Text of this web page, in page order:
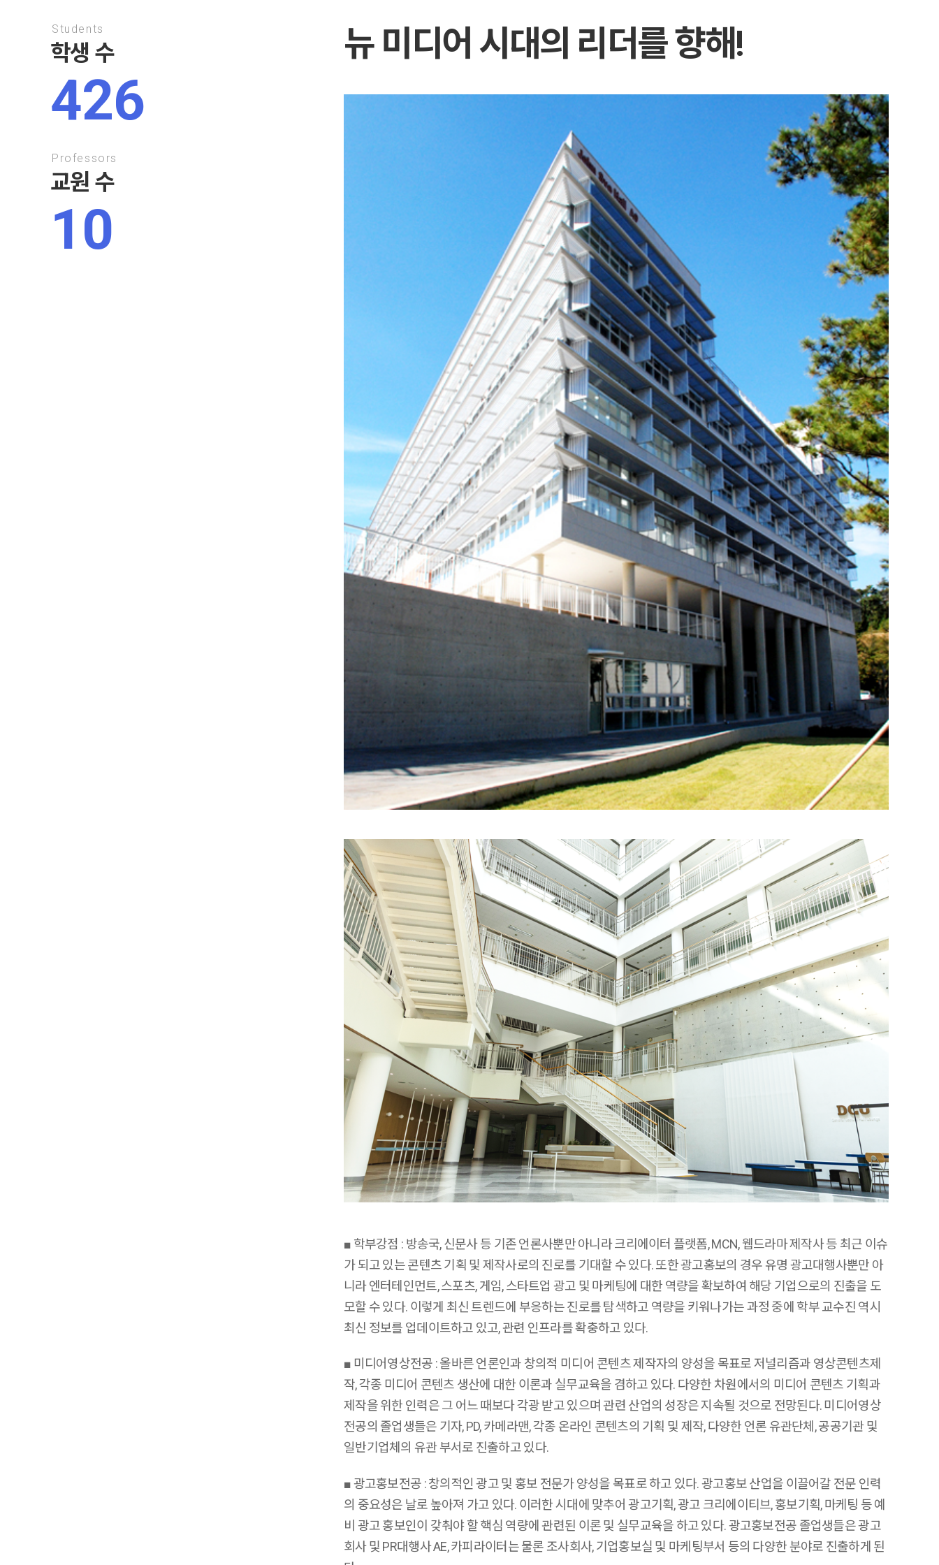
Students
학생 수
426
Professors
교원 수
10
뉴 미디어 시대의 리더를 향해!
■ 학부강점 : 방송국,신문사 등 기존 언론사뿐만 아니라 크리에이터 플랫폼, MCN,웹드라마 제작사 등 최근 이슈
가 되고 있는 콘텐츠 기획 및 제작사로의 진로를 기대할 수 있다.또한 광고홍보의 경우 유명 광고대행사뿐만 아
니라 엔터테인먼트,스포츠,게임,스타트업 광고 및 마케팅에 대한 역량을 확보하여 해당 기업으로의 진출을 도
모할 수 있다. 이렇게 최신 트렌드에 부응하는 진로를 탐색하고 역량을 키워나가는 과정 중에 학부 교수진 역시
최신 정보를 업데이트하고 있고,관련 인프라를 확충하고 있다.
■ 미디어영상전공 : 올바른 언론인과 창의적 미디어 콘텐츠 제작자의 양성을 목표로 저널리즘과 영상콘텐츠제
작,각종 미디어 콘텐츠 생산에 대한 이론과 실무교육을 겸하고 있다. 다양한 차원에서의 미디어 콘텐츠 기획과
제작을 위한 인력은 그 어느 때보다 각광 받고 있으며 관련 산업의 성장은 지속될 것으로 전망된다.미디어영상
전공의 졸업생들은 기자, PD,카메라맨,각종 온라인 콘텐츠의 기획 및 제작,다양한 언론 유관단체 ,공공기관 및
일반기업체의 유관 부서로 진출하고 있다.
■광고홍보전공 : 창의적인 광고 및 홍보 전문가 양성을 목표로 하고 있다.광고홍보 산업을 이끌어갈 전문 인력
의 중요성은 날로 높아져 가고 있다. 이러한 시대에 맞추어 광고기획,광고 크리에이티브,홍보기획,마케팅 등 예
비 광고 홍보인이 갖춰야 할 핵심 역량에 관련된 이론 및 실무교육을 하고 있다.광고홍보전공 졸업생들은 광고
회사 및 PR대행사AE,카피라이터는 물론 조사회사,기업홍보실 및 마케팅부서 등의 다양한 분야로 진출하게 된